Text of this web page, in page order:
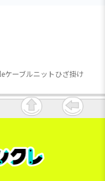
ケーブルニットひざ掛け